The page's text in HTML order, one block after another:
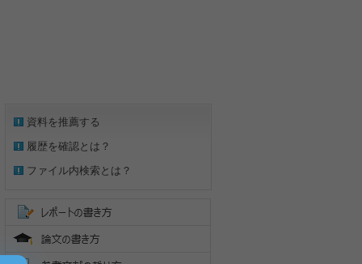
資料を推薦する
履歴を確認とは？
ファイル内検索とは？